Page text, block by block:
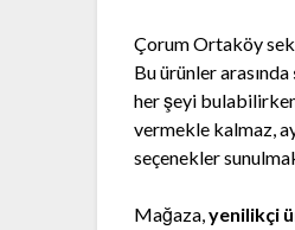
Çorum Ortaköy
Bu ürünler arasında
her şeyi
vermekle kalmaz,
seçenekler
Mağaza,yenilikçi